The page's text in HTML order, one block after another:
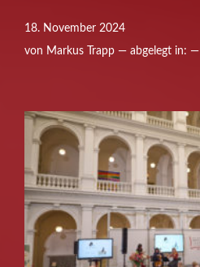
18. November 2024
von Markus Trapp — abgelegt in: